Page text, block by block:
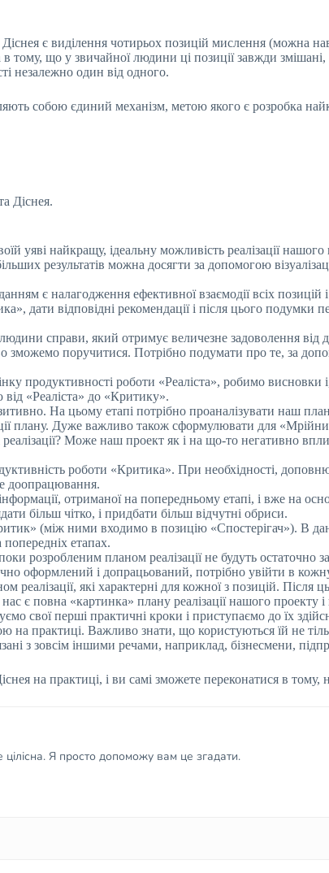
є виділення чотирьох позицій мислення (можна
тому, що у звичайної людини ці позиції завжди
незалежно один від одного.
собою єдиний механізм, метою якого є розробка
Діснея.
уяві найкращу, ідеальну можливість реалізації
результатів можна досягти за допомогою
є налагодження ефективної взаємодії всіх позицій
дати відповідні рекомендації і після цього подумки
справи, який отримує величезне задоволення від
зможемо поручитися. Потрібно подумати про те, за
продуктивності роботи «Реаліста», робимо висновки
«Реаліста» до «Критику».
На цьому етапі потрібно проаналізувати наш
плану. Дуже важливо також сформулювати для
Може наш проект як і на що-то негативно
роботи «Критика». При необхідності,
доопрацювання.
отриманої на попередньому етапі, і вже на
більш чітко, і придбати більш відчутні обриси.
(між ними входимо в позицію «Спостерігач»). В
етапах.
розробленим планом реалізації не будуть остаточно
оформлений і допрацьований, потрібно увійти в
реалізації, які характерні для кожної з позицій. Після
є повна «картинка» плану реалізації нашого проекту
свої перші практичні кроки і приступаємо до їх
на практиці. Важливо знати, що користуються їй не
з зовсім іншими речами, наприклад, бізнесмени,
на практиці, і ви самі зможете переконатися в тому,
Я просто допоможу вам це згадати.